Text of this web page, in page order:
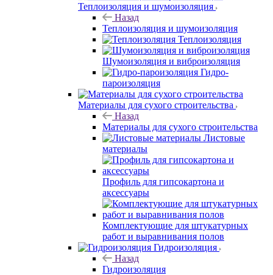
Теплоизоляция и шумоизоляция
Назад
Теплоизоляция и шумоизоляция
Теплоизоляция
Шумоизоляция и виброизоляция
Гидро-
пароизоляция
Материалы для сухого строительства
Назад
Материалы для сухого строительства
Листовые
материалы
Профиль для гипсокартона и
аксессуары
Комплектующие для штукатурных
работ и выравнивания полов
Гидроизоляция
Назад
Гидроизоляция